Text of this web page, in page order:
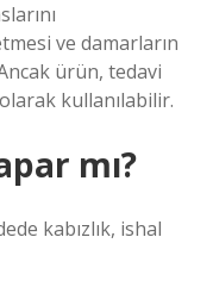
ve damarların
ürün, tedavi
kullanılabilir.
mı?
kabızlık, ishal